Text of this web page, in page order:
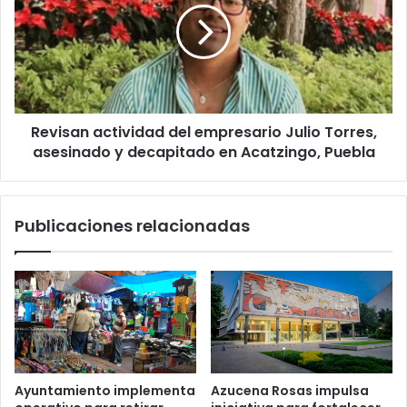
empresario
Julio
Torres,
asesinado
y
decapitado
Acatzingo,
Revisan actividad del empresario Julio Torres,
asesinado y decapitado en Acatzingo, Puebla
Publicaciones relacionadas
Ayuntamiento implementa
Azucena Rosas impulsa